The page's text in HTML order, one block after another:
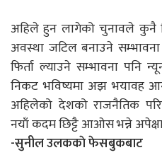
अहिले हुन लागेको चुनावले
अवस्था जटिल बनाउने
फिर्ता ल्याउने सम्भावना पनि
निकट भविष्यमा अझ भयावह
अहिलेको देशको राजनैतिक
नयाँ कदम छिट्टै आओस भन्ने अपेक्षा
-सुनील उलककाे फेसबुकबाट